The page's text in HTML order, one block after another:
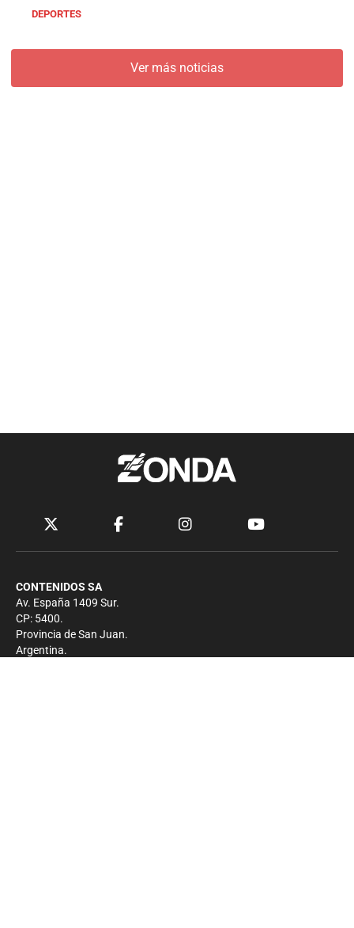
DEPORTES
Ver más noticias
CONTENIDOS SA
Av. España 1409 Sur.
CP: 5400.
Provincia de San Juan.
Argentina.